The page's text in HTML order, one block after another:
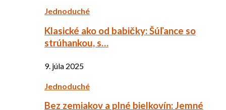
Jednoduché
Klasické ako od babičky: Šúľance so
strúhankou, s…
9. júla 2025
Jednoduché
Bez zemiakov a plné bielkovín: Jemné